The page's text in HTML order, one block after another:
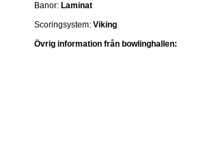
Banor: Laminat
Scoringsystem: Viking
Övrig information från bowlinghallen: